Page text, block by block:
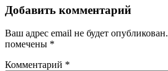
Добавить комментарий
Ваш адрес email не будет опубликован.
помечены *
Комментарий *